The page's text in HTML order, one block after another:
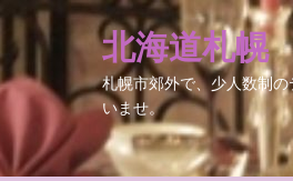
北海道札
札幌市郊外で、少人数制
いませ。